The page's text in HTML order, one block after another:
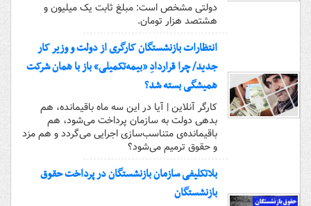
دولتی مشخص است: مبلغ ثابت یک میلیون و
هشتصد هزار تومان.
انتظارات بازنشستگان کارگری از دولت و وزیر کار
جدید/ چرا قراردادِ «بیمه‌تکمیلی» باز با همان شرکت
همیشگی بسته شد؟
کارگر آنلاین | آیا در این سه ماه باقیمانده، هم
بدهی دولت به سازمان پرداخت می‌شود، هم
باقیمانده‌ی متناسب‌سازی اجرایی می‌گردد و هم مزد
و حقوق ترمیم می‌شود؟
بلاتکلیفی سازمان بازنشستگان در پرداخت حقوق
بازنشستگان